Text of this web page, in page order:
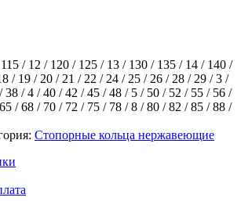
/ 12 / 120 / 125 / 13 / 130 / 135 / 14 / 140 /
/ 19 / 20 / 21 / 22 / 24 / 25 / 26 / 28 / 29 / 3 /
38 / 4 / 40 / 42 / 45 / 48 / 5 / 50 / 52 / 55 / 56 /
/ 68 / 70 / 72 / 75 / 78 / 8 / 80 / 82 / 85 / 88 /
Стопорные кольца нержавеющие